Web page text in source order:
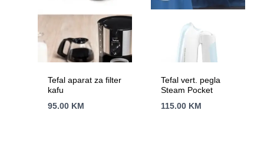
Tefal aparat za filter
kafu
95.00 KM
Tefal vert. pegla
Steam Pocket
115.00 KM